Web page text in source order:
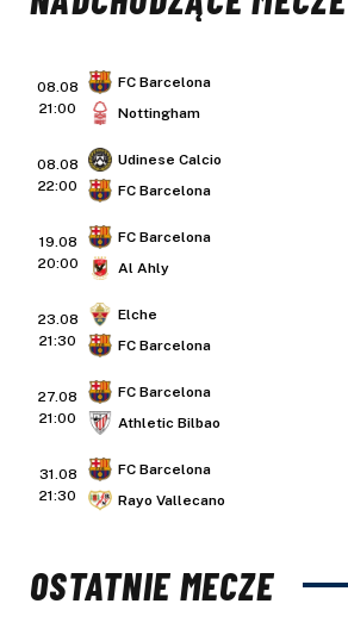
08.08
21:00
FC Barcelona
Nottingham
08.08
22:00
Udinese Calcio
FC Barcelona
19.08
20:00
FC Barcelona
Al Ahly
23.08
21:30
Elche
FC Barcelona
27.08
21:00
FC Barcelona
Athletic Bilbao
31.08
21:30
FC Barcelona
Rayo Vallecano
OSTATNIE MECZE